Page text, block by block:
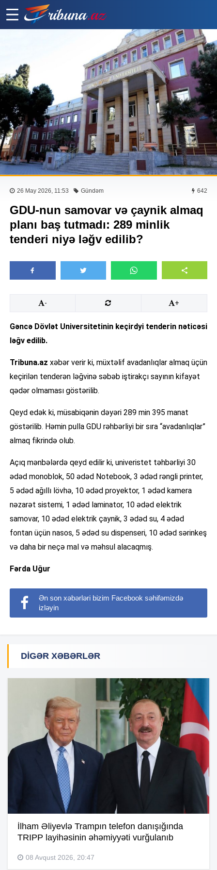
26 May 2026, 11:53 Gündəm 642
GDU-nun samovar və çaynik almaq
planı baş tutmadı: 289 minlik
tenderi niyə ləğv edilib?
- +
Gəncə Dövlət Universitetinin keçirdyi tenderin nəticəsi
ləğv edilib.
Tribuna.az xəbər verir ki, müxtəlif avadanlıqlar almaq üçün
keçirilən tenderən ləğvinə səbəb iştirakçı sayının kifayət
qədər olmaması göstərilib.
Qeyd edək ki, müsabiqənin dəyəri 289 min 395 manat
göstərilib. Həmin pulla GDU rəhbərliyi bir sıra “avadanlıqlar”
almaq fikrində olub.
Açıq mənbələrdə qeyd edilir ki, univeristet təhbərliyi 30
ədəd monoblok, 50 ədəd Notebook, 3 ədəd rəngli printer,
5 ədəd ağıllı lövhə, 10 ədəd proyektor, 1 ədəd kamera
nəzarət sistemi, 1 ədəd laminator, 10 ədəd elektrik
samovar, 10 ədəd elektrik çaynik, 3 ədəd su, 4 ədəd
fontan üçün nasos, 5 ədəd su dispenseri, 10 ədəd sərinkeş
və daha bir neçə mal və məhsul alacaqmış.
Fərda Uğur
Ən son xəbərləri bizim Facebook səhifəmizdə
izləyin
DIGƏR XƏBƏRLƏR
İlham Əliyevlə Trampın telefon danışığında
TRIPP layihəsinin əhəmiyyəti vurğulanıb
08 Avqust 2026, 20:47